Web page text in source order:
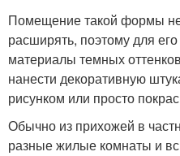
Помещение такой формы
расширять, поэтому для
материалы темных
нанести декоративную
рисунком или просто
Обычно из прихожей в
разные жилые комнаты и